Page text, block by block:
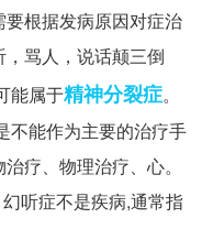
根据发病原因对症治
骂人，说话颠三倒
能属于精神分裂症。
不能作为主要的治疗手
疗、物理治疗、心。
听症不是疾病,通常指